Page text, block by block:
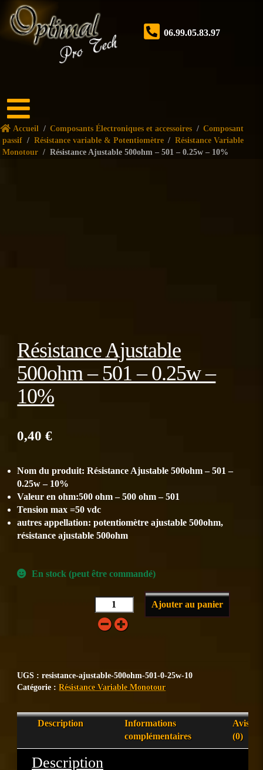
06.99.05.83.97
Accueil
Boutique
Accueil / Composants Électroniques et accessoires / Composant
passif / Résistance variable & Potentiomètre / Résistance Variable
Monotour / Résistance Ajustable 500ohm – 501 – 0.25w – 10%
Résistance Ajustable
500ohm – 501 – 0.25w –
10%
0,40€
Nom du produit: Résistance Ajustable 500ohm – 501 –
0.25w – 10%
Valeur en ohm:500 ohm – 500 ohm – 501
Tension max =50 vdc
autres appellation: potentiomètre ajustable 500ohm,
résistance ajustable 500ohm
En stock (peut être commandé)
Ajouter au panier
UGS :resistance-ajustable-500ohm-501-0-25w-10
Catégorie :Résistance Variable Monotour
Description
Informations
complémentaires
Avis
(0)
Description